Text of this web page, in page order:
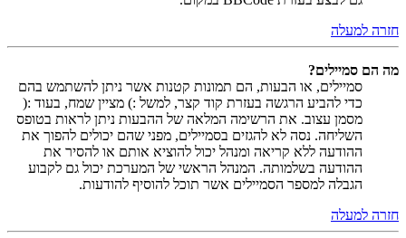
חזרה למעלה
מה הם סמיילים?
סמיילים, או הבעות, הם תמונות קטנות אשר ניתן להשתמש בהם
כדי להביע הרגשה בעזרת קוד קצר, למשל :) מציין שמח, בעוד :(
מסמן עצוב. את הרשימה המלאה של ההבעות ניתן לראות בטופס
השליחה. נסה לא להגזים בסמיילים, מפני שהם יכולים להפוך את
ההודעה ללא קריאה ומנהל יכול להוציא אותם או להסיר את
ההודעה בשלמותה. המנהל הראשי של המערכת יכול גם לקבוע
הגבלה למספר הסמיילים אשר תוכל להוסיף להודעות.
חזרה למעלה